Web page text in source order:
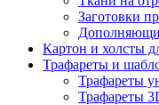
Заготовки
Картон и холсты
Трафареты и
Трафареты
Трафареты